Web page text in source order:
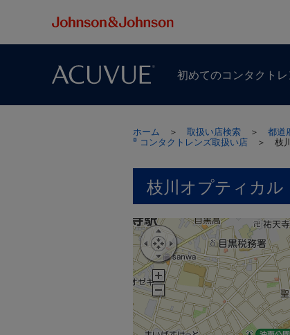
初めての​コンタクト
ホーム ＞ 取扱い店検索 ＞ 都道
® コンタクトレンズ取扱い店 ＞ 枝
枝川オプティカル